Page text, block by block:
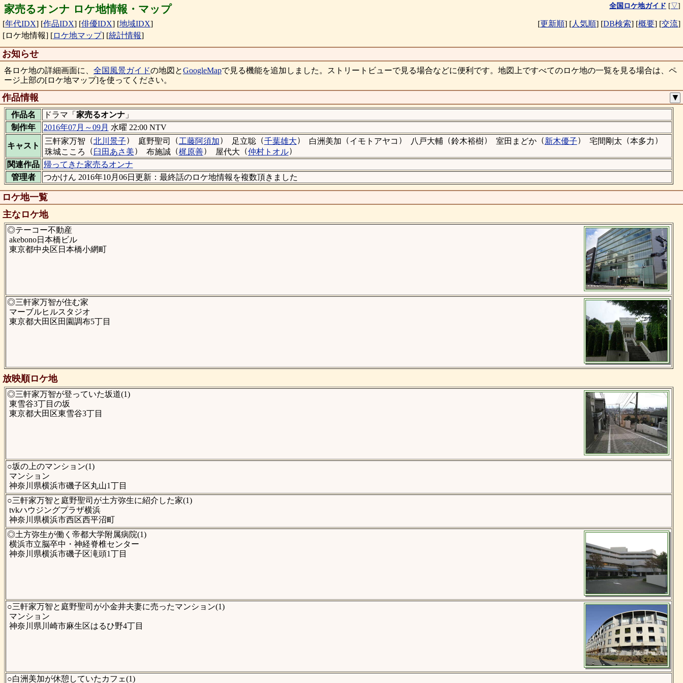
家売るオンナ ロケ地情報・マップ 全国ロケ地ガイド [▽]
[年代IDX] [作品IDX] [俳優IDX] [地域IDX] [更新順] [人気順] [DB検索] [概要] [交流]
[ロケ地情報] [ロケ地マップ] [統計情報]
お知らせ
各ロケ地の詳細画面に、 全国風景ガイドの地図とGoogleMapで見る機能を追加しました。ストリートビューで見る場合などに便利です。地図上ですべてのロケ地の一覧を見る場合は、ペ
ージ上部の[ロケ地マップ]を使ってください。
作品情報 ▼
作品名 ドラマ「 家売るオンナ」
制作年
2016年07月～09月 水曜 22:00 NTV
キャスト
三軒家万智 （北川景子） 庭野聖司 （工藤阿須加） 足立聡（千葉雄大） 白洲美加 （イモトアヤコ ） 八戸大輔（鈴木裕樹） 室田まどか（新木優子） 宅間剛太 （本多力 ）
珠城こころ （臼田あさ美） 布施誠 （梶原善） 屋代大 （仲村トオル）
関連作品 帰ってきた家売るオンナ
管理者
つかけん 2016年10月06日更新：最終話のロケ地情報を複数頂きました
ロケ地一覧
主なロケ地
◎テーコー不動産
akebono日本橋ビル
東京都中央区日本橋小網町
◎三軒家万智が住む家
マーブルヒルスタジオ
東京都大田区田園調布5丁目
放映順ロケ地
◎三軒家万智が登っていた坂道(1)
東雪谷3丁目の坂
東京都大田区東雪谷3丁目
○坂の上のマンション(1)
マンション
神奈川県横浜市磯子区丸山1丁目
○三軒家万智と庭野聖司が土方弥生に紹介した家(1)
tvkハウジングプラザ横浜
神奈川県横浜市西区西平沼町
◎土方弥生が働く帝都大学附属病院(1)
横浜市立脳卒中・神経脊椎センター
神奈川県横浜市磯子区滝頭1丁目
○三軒家万智と庭野聖司が小金井夫妻に売ったマンション(1)
マンション
神奈川県川崎市麻生区はるひ野4丁目
○白洲美加が休憩していたカフェ(1)